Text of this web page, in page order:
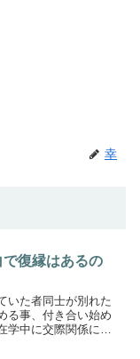
幸
復縁はあるの
いた者同士が別れた
る事、付き合い始め
学中に交際関係にあ